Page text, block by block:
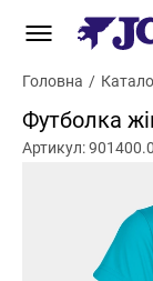
Головна /
Футболка
Артикул: